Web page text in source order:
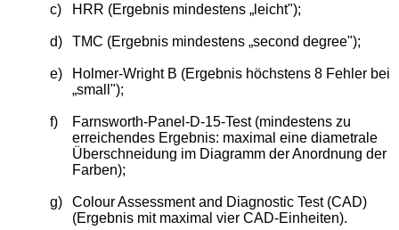
c) HRR (Ergebnis mindestens „leicht");
d) TMC (Ergebnis mindestens „second degree");
e)
Holmer-Wright B (Ergebnis höchstens 8 Fehler bei
„small");
f)
Farnsworth-Panel-D-15-Test (mindestens zu
erreichendes Ergebnis: maximal eine diametrale
Überschneidung im Diagramm der Anordnung der
Farben);
g)
Colour Assessment and Diagnostic Test (CAD)
(Ergebnis mit maximal vier CAD-Einheiten).